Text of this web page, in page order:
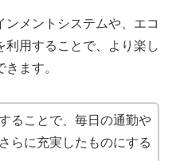
メントシステムや、エコ
利用することで、より楽し
ます。
ることで、毎日の通勤や
らに充実したものにする